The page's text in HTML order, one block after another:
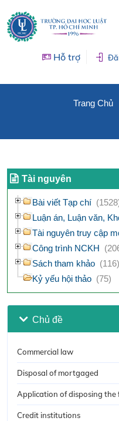
Hỗ trợ
Trang Chủ
Tài nguyên
Bài viết Tạp chí
Luận án, Luận văn,
Tài nguyên truy cập
Công trình NCKH
Sách tham khảo (116)
Kỷ yếu hội thảo (75)
Chủ đề
Commercial law
Disposal of mortgaged
Application of disposing the
Credit institutions